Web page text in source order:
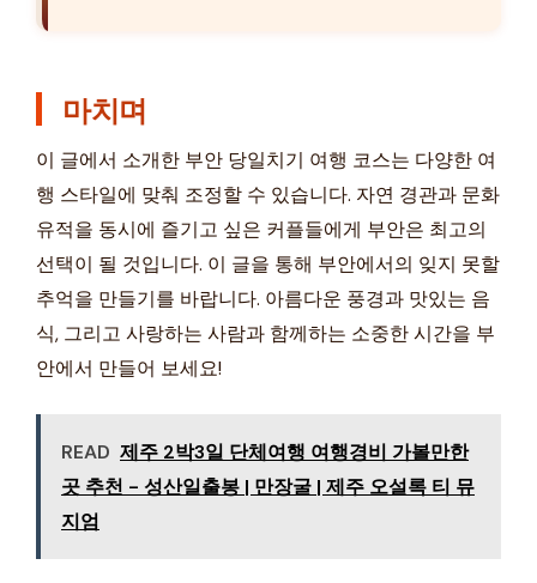
마치며
이 글에서 소개한 부안 당일치기 여행 코스는 다양한 여
행 스타일에 맞춰 조정할 수 있습니다. 자연 경관과 문화
유적을 동시에 즐기고 싶은 커플들에게 부안은 최고의
선택이 될 것입니다. 이 글을 통해 부안에서의 잊지 못할
추억을 만들기를 바랍니다. 아름다운 풍경과 맛있는 음
식, 그리고 사랑하는 사람과 함께하는 소중한 시간을 부
안에서 만들어 보세요!
READ 제주 2박3일 단체여행 여행경비 가볼만한
곳 추천 - 성산일출봉 | 만장굴 | 제주 오설록 티 뮤
지엄